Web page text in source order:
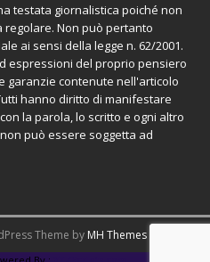
testata giornalistica poiché non
Non può pertanto
ai sensi della legge n. 62/2001.
espressioni del proprio pensiero
garanzie contenute nell'articolo
hanno diritto di manifestare
la parola, lo scritto e ogni altro
può essere soggetta ad
Theme by MH Themes
By :